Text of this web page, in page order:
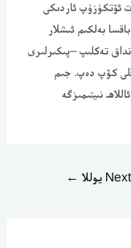
ئۆتكۈزۈپ ئاردىكى
بەلكىم ئىشلار
تەكلىپ –پىكىرلىرى
كۆپ دەپ. جىم
نىيتىمىزگە
Next يوللا ←